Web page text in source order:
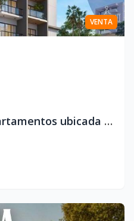
VENTA
Hermosa torre de apartamentos ubicada en el exclusivo sector de Gazcue